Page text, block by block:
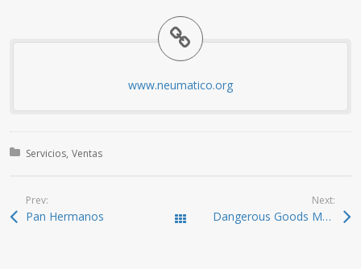
www.neumatico.org
Posted in:
Servicios Ventas
Prev:
Pan Hermanos All Works
Next:
Dangerous Goods Management